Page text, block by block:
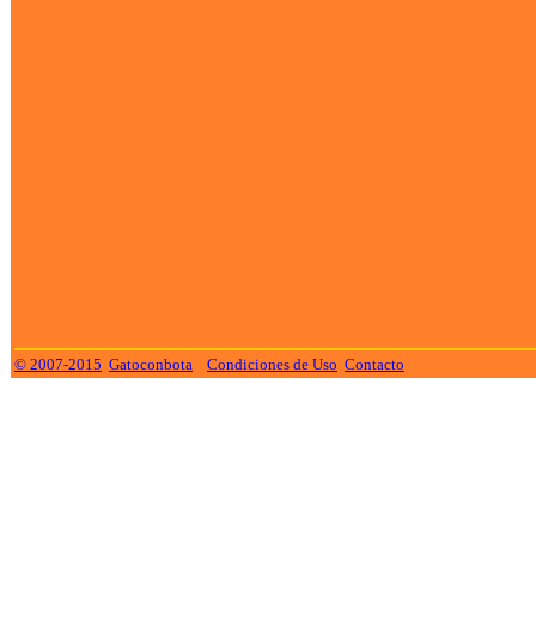
© 2007-2015 Gatoconbota Condiciones de Uso Contacto